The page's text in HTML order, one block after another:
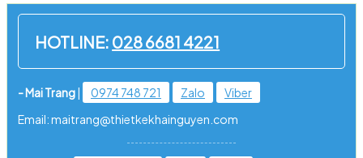
HOTLINE: 028 6681 4221
- Mai Trang| 0974 748 721 Zalo
Viber
Email: maitrang@thietkekhainguyen.com